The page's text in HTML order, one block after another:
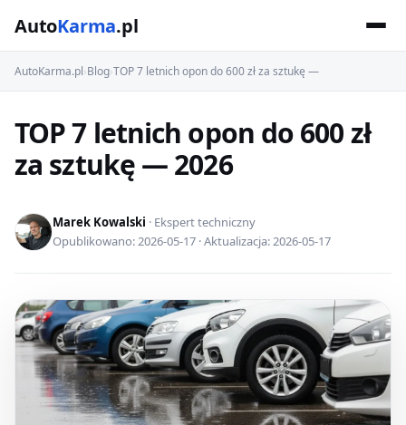
AutoKarma.pl
AutoKarma.pl›Blog›TOP 7 letnich opon do 600 zł za sztukę —
TOP 7 letnich opon do 600 zł
za sztukę — 2026
Marek Kowalski · Ekspert techniczny
Opublikowano: 2026-05-17 · Aktualizacja: 2026-05-17